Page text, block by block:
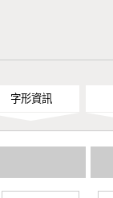
字形資訊